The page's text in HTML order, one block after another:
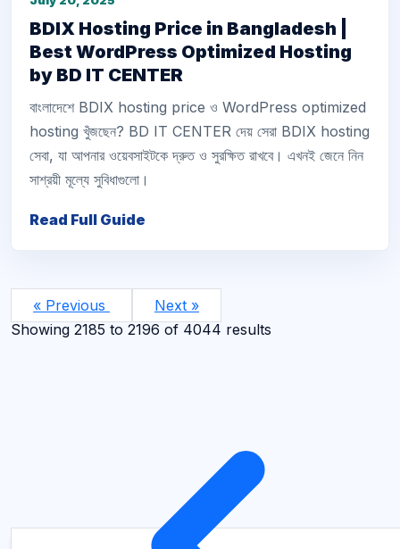
BDIX Hosting Price in Bangladesh |
Best WordPress Optimized Hosting
by BD IT CENTER
বাংলাদেশে BDIX hosting price ও WordPress optimized
hosting খুঁজছেন? BD IT CENTER দেয় সেরা BDIX hosting
সেবা, যা আপনার ওয়েবসাইটকে দ্রুত ও সুরক্ষিত রাখবে। এখনই জেনে নিন
সাশ্রয়ী মূল্যে সুবিধাগুলো।
Read Full Guide
« Previous
Next »
Showing 2185 to 2196 of 4044 results